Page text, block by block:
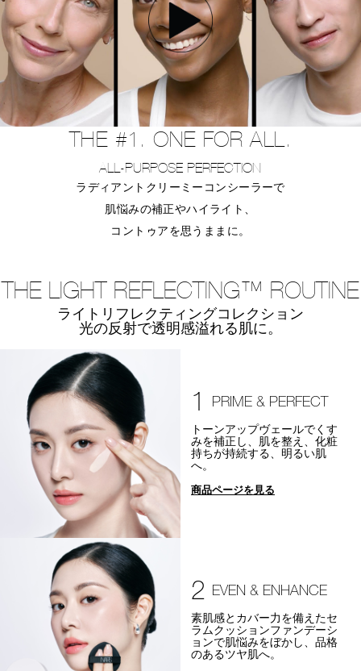
THE #1. ONE FOR ALL.
ALL-PURPOSE PERFECTION
ラディアントクリーミーコンシーラーで
肌悩みの補正やハイライト、
コントゥアを思うままに。
THE LIGHT REFLECTING™ ROUTINE
ライトリフレクティングコレクション
光の反射で透明感溢れる肌に。
1 PRIME & PERFECT
トーンアップヴェールでくす
みを補正し、肌を整え、化粧
持ちが持続する、明るい肌
へ。
商品ページを見る
2 EVEN & ENHANCE
素肌感とカバー力を備えたセ
ラムクッションファンデーシ
ョンで肌悩みをぼかし、品格
のあるツヤ肌へ。